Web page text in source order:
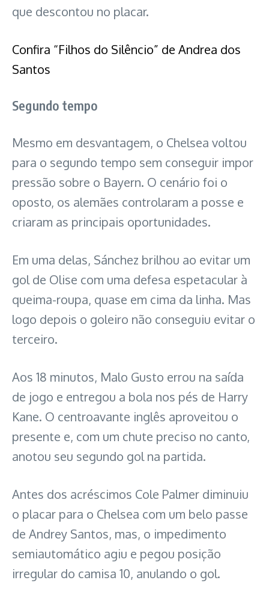
que descontou no placar.
Confira “Filhos do Silêncio” de Andrea dos
Santos
Segundo tempo
Mesmo em desvantagem, o Chelsea voltou
para o segundo tempo sem conseguir impor
pressão sobre o Bayern. O cenário foi o
oposto, os alemães controlaram a posse e
criaram as principais oportunidades.
Em uma delas, Sánchez brilhou ao evitar um
gol de Olise com uma defesa espetacular à
queima-roupa, quase em cima da linha. Mas
logo depois o goleiro não conseguiu evitar o
terceiro.
Aos 18 minutos, Malo Gusto errou na saída
de jogo e entregou a bola nos pés de Harry
Kane. O centroavante inglês aproveitou o
presente e, com um chute preciso no canto,
anotou seu segundo gol na partida.
Antes dos acréscimos Cole Palmer diminuiu
o placar para o Chelsea com um belo passe
de Andrey Santos, mas, o impedimento
semiautomático agiu e pegou posição
irregular do camisa 10, anulando o gol.